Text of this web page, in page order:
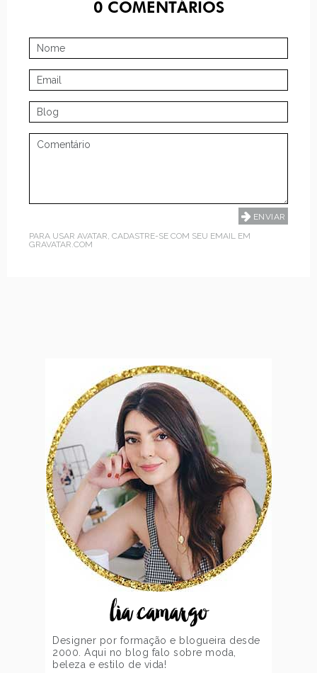
0COMENTÁRIOS
PARA USAR AVATAR, CADASTRE-SE COM SEU EMAIL EM
GRAVATAR.COM
lia camargo
Designer por formação e blogueira desde
2000. Aqui no blog falo sobre moda,
beleza e estilo de vida!